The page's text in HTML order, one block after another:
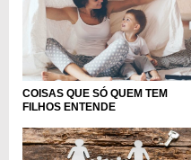
COISAS QUE SÓ QUEM TEM
FILHOS ENTENDE